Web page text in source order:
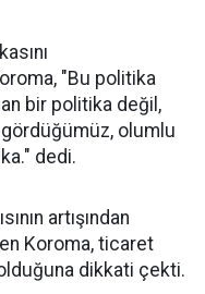
"Bu politika
bir politika değil,
gördüğümüz, olumlu
dedi.
artışından
Koroma, ticaret
dikkati çekti.